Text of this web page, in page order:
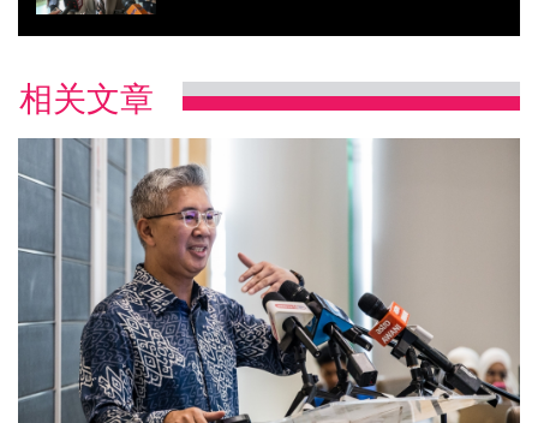
相关文章